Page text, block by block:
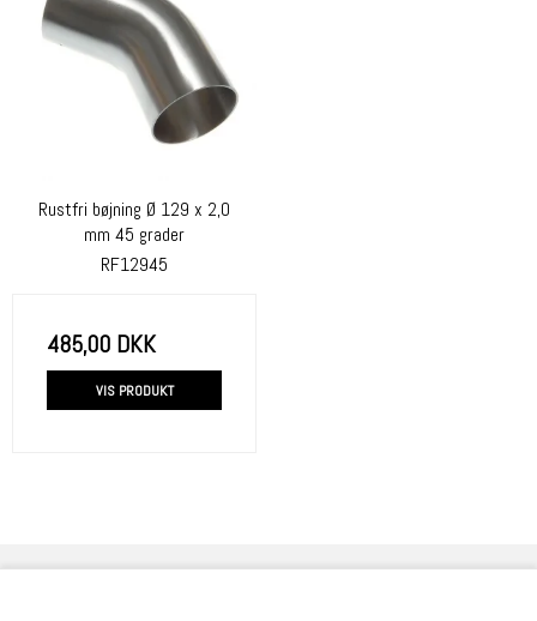
Rustfri bøjning Ø 129 x 2,0
mm 45 grader
RF12945
485,00 DKK
VIS PRODUKT